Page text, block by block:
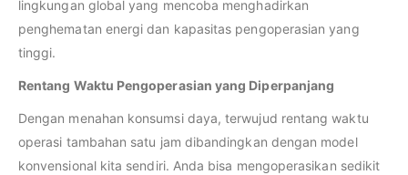
lingkungan global yang mencoba menghadirkan
penghematan energi dan kapasitas pengoperasian yang
tinggi.
Rentang Waktu Pengoperasian yang Diperpanjang
Dengan menahan konsumsi daya, terwujud rentang waktu
operasi tambahan satu jam dibandingkan dengan model
konvensional kita sendiri. Anda bisa mengoperasikan sedikit